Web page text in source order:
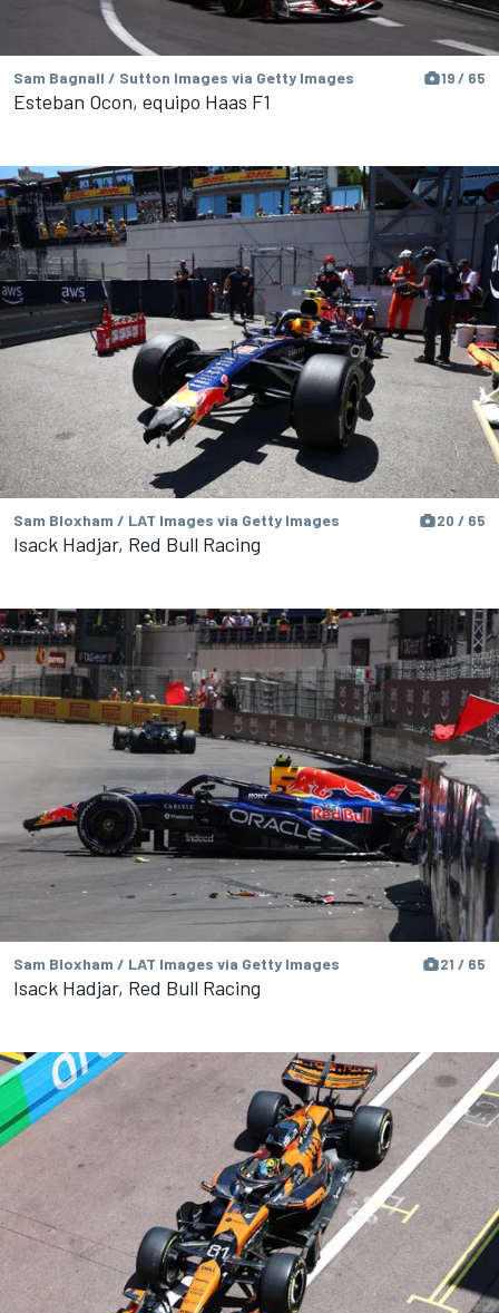
Sam Bagnall / Sutton Images via Getty Images 19 / 65
Esteban Ocon, equipo Haas F1
Sam Bloxham / LAT Images via Getty Images 20 / 65
Isack Hadjar, Red Bull Racing
Sam Bloxham / LAT Images via Getty Images 21 / 65
Isack Hadjar, Red Bull Racing